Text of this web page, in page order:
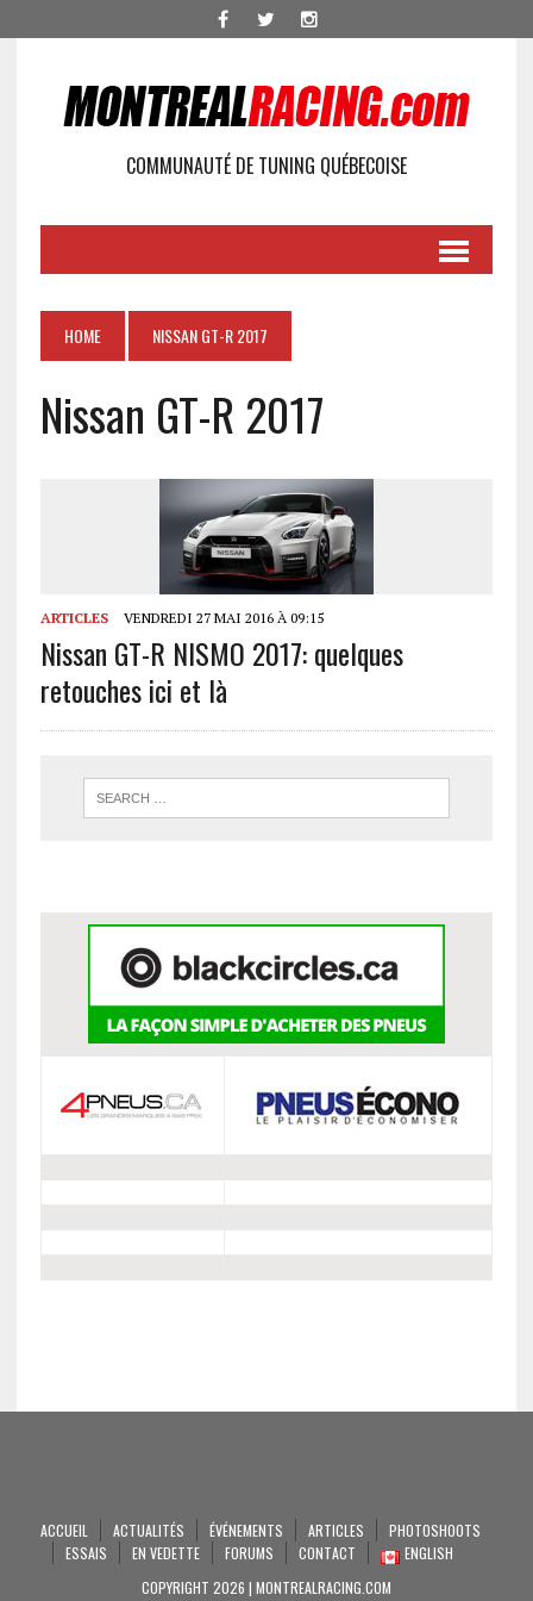
COMMUNAUTÉ DE TUNING QUÉBECOISE
HOME NISSAN GT-R 2017
Nissan GT-R 2017
ARTICLES VENDREDI 27 MAI 2016 À 09:15
Nissan GT-R NISMO 2017: quelques
retouches ici et là
ACCUEIL ACTUALITÉS ÉVÉNEMENTS ARTICLES
PHOTOSHOOTS
ESSAIS
EN VEDETTE FORUMS CONTACT
ENGLISH
COPYRIGHT 2026 | MONTREALRACING.COM